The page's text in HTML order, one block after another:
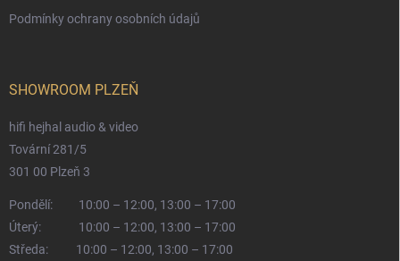
Podmínky ochrany osobních údajů
SHOWROOM PLZEŇ
hifi hejhal audio & video
Tovární 281/5
301 00 Plzeň 3
Pondělí:
10:00 – 12:00, 13:00 – 17:00
Úterý:
10:00 – 12:00, 13:00 – 17:00
Středa:
10:00 – 12:00, 13:00 – 17:00